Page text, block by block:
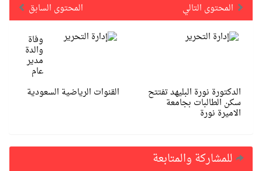
المحتوى السابق
المحتوى التالي
وفاة
والدة
مدير
عام
القنوات الرياضية السعودية
الدكتورة نورة البليهد تفتتح
سكن الطالبات بجامعة
الاميرة نورة
للمشاركة والمتابعة